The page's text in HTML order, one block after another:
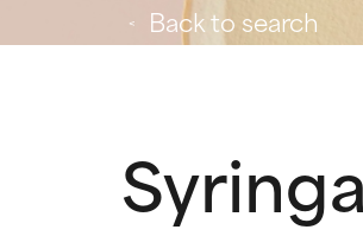
Back to search